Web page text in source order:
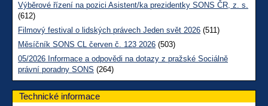
Výběrové řízení na pozici Asistent/ka prezidentky SONS ČR, z. s.
(612)
Filmový festival o lidských právech Jeden svět 2026 (511)
Měsíčník SONS CL červen č. 123 2026 (503)
05/2026 Informace a odpovědi na dotazy z pražské Sociálně
právní poradny SONS (264)
Technické informace